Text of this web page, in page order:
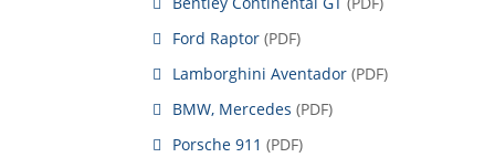
Ford Raptor (PDF)
Lamborghini Aventador (PDF)
BMW, Mercedes (PDF)
Porsche 911 (PDF)